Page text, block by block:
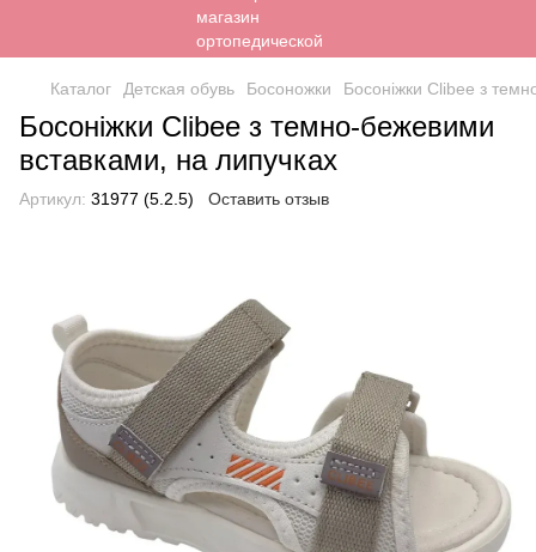
Каталог Детская обувь Босоножки Босоніжки Clibee з
Босоніжки Clibee з темно-бежевими
вставками, на липучках
Артикул: 31977 (5.2.5) Оставить отзыв